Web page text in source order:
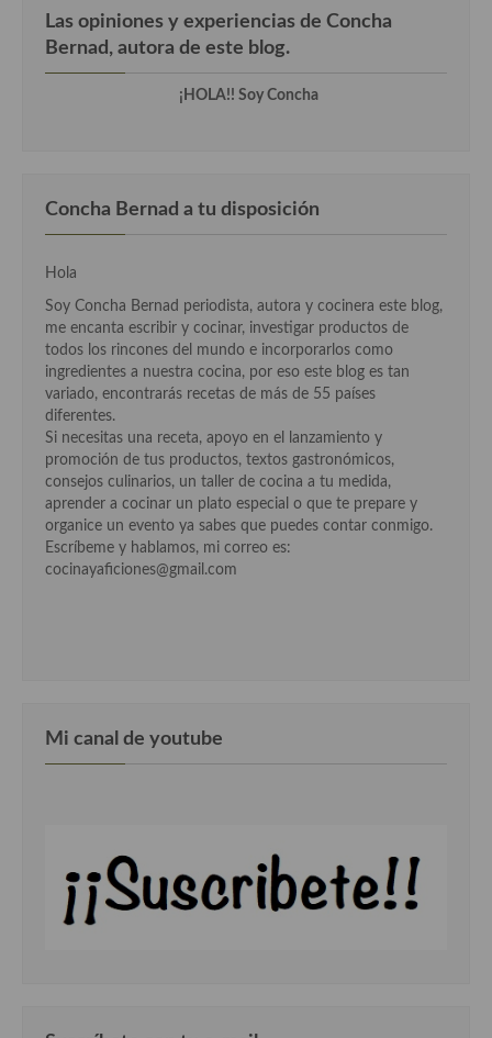
Cocinas de España
Cocina Canaria
Cocina Castellana
Cocina Catalana
Cocina Gallega
Cocina Madrileña
Cocina Murciana
Cocina Austriaca
Las opiniones y experiencias de Concha
Bernad, autora de este blog.
¡HOLA!! Soy Concha
Concha Bernad a tu disposición
Hola
Soy Concha Bernad periodista, autora y cocinera este blog,
me encanta escribir y cocinar, investigar productos de
todos los rincones del mundo e incorporarlos como
ingredientes a nuestra cocina, por eso este blog es tan
variado, encontrarás recetas de más de 55 países
diferentes.
Si necesitas una receta, apoyo en el lanzamiento y
promoción de tus productos, textos gastronómicos,
consejos culinarios, un taller de cocina a tu medida,
aprender a cocinar un plato especial o que te prepare y
organice un evento ya sabes que puedes contar conmigo.
Escríbeme y hablamos, mi correo es:
cocinayaficiones@gmail.com
Mi canal de youtube